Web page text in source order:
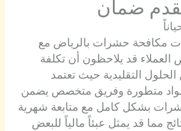
ضمان
مكافحة حشرات بالرياض مع
قد يلاحظون أن تكلفة
التقليدية حيث تعتمد
متطورة وفريق متخصص يضمن
بشكل كامل مع متابعة شهرية
مما قد يمثل عبئاً مالياً للبعض